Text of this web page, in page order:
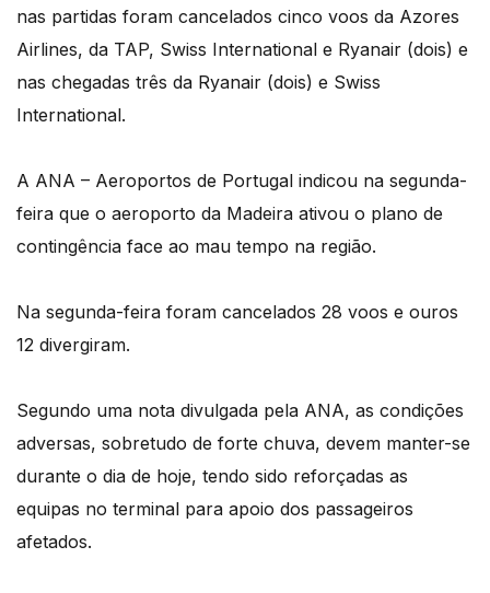
nas partidas foram cancelados cinco voos da Azores
Airlines, da TAP, Swiss International e Ryanair (dois) e
nas chegadas três da Ryanair (dois) e Swiss
International.
A ANA – Aeroportos de Portugal indicou na segunda-
feira que o aeroporto da Madeira ativou o plano de
contingência face ao mau tempo na região.
Na segunda-feira foram cancelados 28 voos e ouros
12 divergiram.
Segundo uma nota divulgada pela ANA, as condições
adversas, sobretudo de forte chuva, devem manter-se
durante o dia de hoje, tendo sido reforçadas as
equipas no terminal para apoio dos passageiros
afetados.